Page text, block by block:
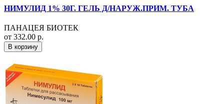
НИМУЛИД 1% 30Г. ГЕЛЬ Д/НАРУЖ.ПРИМ. ТУБА
ПАНАЦЕЯ БИОТЕК
от 332.00 р.
В корзину